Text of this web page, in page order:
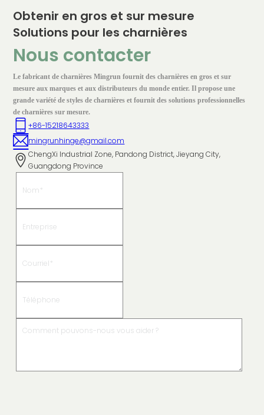
Obtenir en gros et sur mesure
Solutions pour les charnières
Nous contacter
Le fabricant de charnières Mingrun fournit des charnières en gros et sur
mesure aux marques et aux distributeurs du monde entier. Il propose une
grande variété de styles de charnières et fournit des solutions professionnelles
de charnières sur mesure.
+86-15218643333
mingrunhinge@gmail.com
ChengXi Industrial Zone, Pandong District, Jieyang City,
Guangdong Province